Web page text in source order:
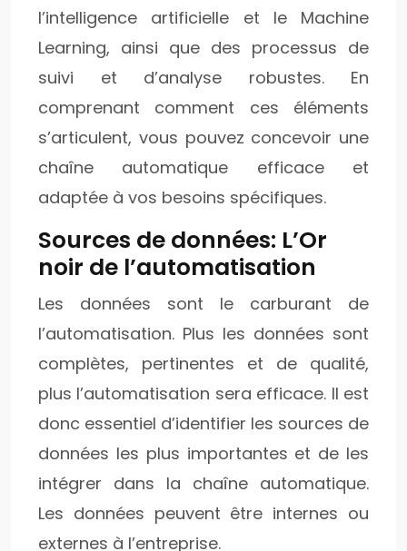
l’intelligence artificielle et le Machine
Learning, ainsi que des processus de
suivi et d’analyse robustes. En
comprenant comment ces éléments
s’articulent, vous pouvez concevoir une
chaîne automatique efficace et
adaptée à vos besoins spécifiques.
Sources de données: L’Or
noir de l’automatisation
Les données sont le carburant de
l’automatisation. Plus les données sont
complètes, pertinentes et de qualité,
plus l’automatisation sera efficace. Il est
donc essentiel d’identifier les sources de
données les plus importantes et de les
intégrer dans la chaîne automatique.
Les données peuvent être internes ou
externes à l’entreprise.